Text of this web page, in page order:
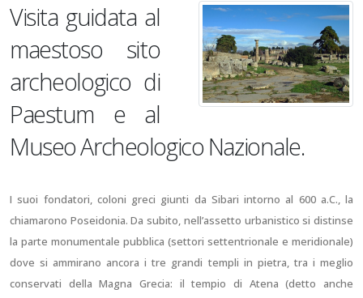
Visita guidata al
maestoso sito
archeologico di
Paestum e al
Museo Archeologico Nazionale.
I suoi fondatori, coloni greci giunti da Sibari intorno al 600 a.C., la
chiamarono Poseidonia. Da subito, nell’assetto urbanistico si distinse
la parte monumentale pubblica (settori settentrionale e meridionale)
dove si ammirano ancora i tre grandi templi in pietra, tra i meglio
conservati della Magna Grecia: il tempio di Atena (detto anche